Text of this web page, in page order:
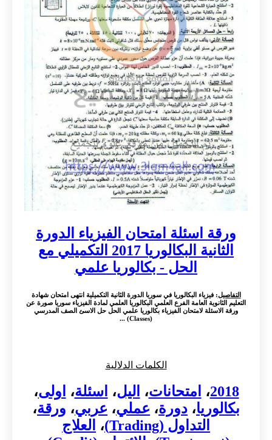
ورقة اسئلة امتحان الفيزياء الدورة
الثانية البكالوريا 2017 التكميلي مع
الحل - بكالوريا علمي
التفاصيل: فيزياء البكالوريا في سوريا الدورة الثانية التكميلية انتهى امتحان شهادة
التعليم الثانوية العامة الفرع العلمي البكالوريا العلمي لمادة الفيزياء سوريا صورة عن
ورقة الاسئلة لامتحان الفيزياء بكالوريا علمي الحل حل الاسئ الصف المدرسي
(Classes) ...
الكلمات الدلالية
2018، امتحانات، اليل، اسئلة، اولى،
بكالوريا، دورة، عملي، عربي، ورقة،
التداول (Trading)
،
العلاج